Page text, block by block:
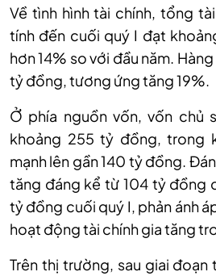
Về tình hình tài chính, tổng
tính đến cuối quý I đạt
hơn 14% so với đầu năm.
tỷ đồng, tương ứng tăng 19%.
Ở phía nguồn vốn, vốn chủ
khoảng 255 tỷ đồng, trong
mạnh lên gần 140 tỷ đồng.
tăng đáng kể từ 104 tỷ đồng
tỷ đồng cuối quý I, phản ánh
hoạt động tài chính gia tăng
Trên thị trường, sau giai đoạn